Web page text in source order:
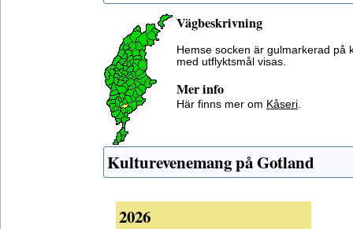
Vägbeskrivning
Hemse socken är gulmarkerad på
med utflyktsmål visas.
Mer info
Här finns mer om Kåseri.
Kulturevenemang på Gotland
2026